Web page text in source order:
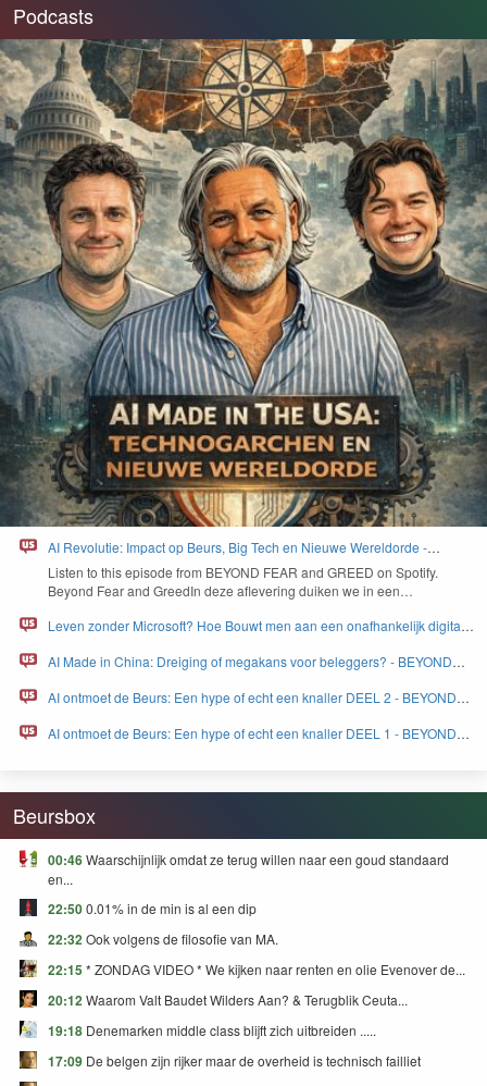
Podcasts
AI Revolutie: Impact op Beurs, Big Tech en Nieuwe Wereldorde -
BEYOND FEAR and GREED
Lis­ten to this episode from BEYOND FEAR and GREED on Spo­ti­fy.
Beyond Fear and Greed­In deze aflev­er­ing duiken we in een…
Leven zonder Microsoft? Hoe Bouwt men aan een onafhankelijk digitaal
AI Made in China: Dreiging of megakans voor beleggers? - BEYOND
AI ontmoet de Beurs: Een hype of echt een knaller DEEL 2 - BEYOND
AI ontmoet de Beurs: Een hype of echt een knaller DEEL 1 - BEYOND
Beursbox
00:46Waarschijnlijk omdat ze terug willen naar een goud standaard
en...
22:500.01% in de min is al een dip
22:32Ook volgens de filosofie van MA.
22:15 * ZONDAG VIDEO * We kijken naar renten en olie Evenover de...
20:12Waarom Valt Baudet Wilders Aan? & Terugblik Ceuta...
19:18 Denemarken middle class blijft zich uitbreiden .....
17:09 De belgen zijn rijker maar de overheid is technisch failliet